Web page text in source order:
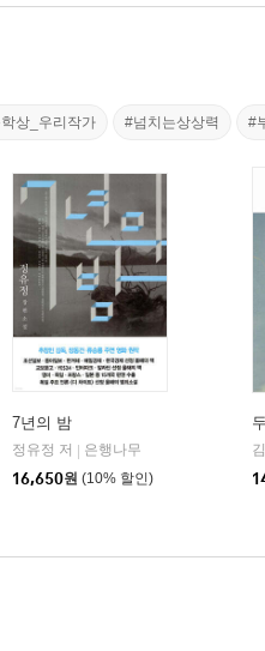
상_우리작가 #넘치는상상력 #
7년의 밤
정유정 저
은행나무
16,650원 (10% 할인)